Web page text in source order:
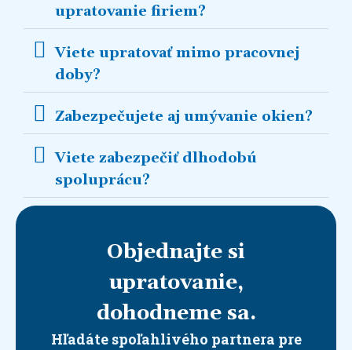
upratovanie firiem?
Viete upratovať mimo pracovnej
doby?
Zabezpečujete aj umývanie okien?
Viete zabezpečiť dlhodobú
spoluprácu?
Objednajte si
upratovanie,
dohodneme sa.
Hľadáte spoľahlivého partnera pre